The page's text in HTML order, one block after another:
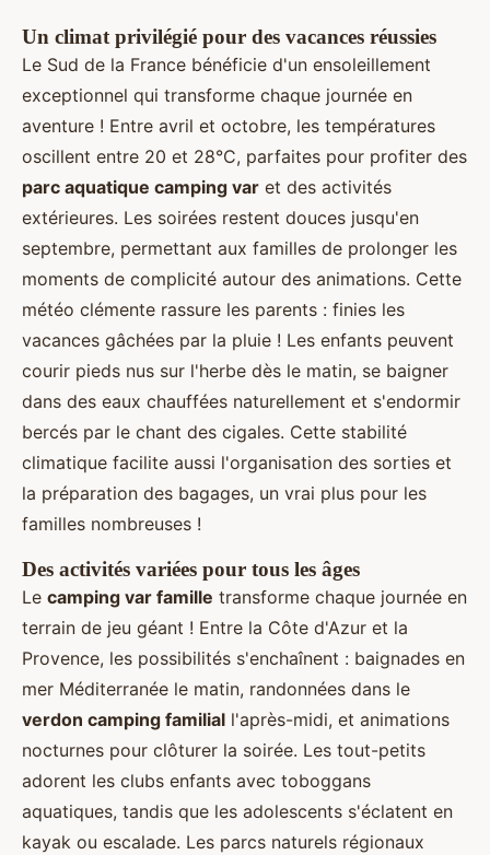
Un climat privilégié pour des vacances réussies
Le Sud de la France bénéficie d'un ensoleillement
exceptionnel qui transforme chaque journée en
aventure ! Entre avril et octobre, les températures
oscillent entre 20 et 28°C, parfaites pour profiter des
parc aquatique camping var et des activités
extérieures. Les soirées restent douces jusqu'en
septembre, permettant aux familles de prolonger les
moments de complicité autour des animations. Cette
météo clémente rassure les parents : finies les
vacances gâchées par la pluie ! Les enfants peuvent
courir pieds nus sur l'herbe dès le matin, se baigner
dans des eaux chauffées naturellement et s'endormir
bercés par le chant des cigales. Cette stabilité
climatique facilite aussi l'organisation des sorties et
la préparation des bagages, un vrai plus pour les
familles nombreuses !
Des activités variées pour tous les âges
Le camping var famille transforme chaque journée en
terrain de jeu géant ! Entre la Côte d'Azur et la
Provence, les possibilités s'enchaînent : baignades en
mer Méditerranée le matin, randonnées dans le
verdon camping familial l'après-midi, et animations
nocturnes pour clôturer la soirée. Les tout-petits
adorent les clubs enfants avec toboggans
aquatiques, tandis que les adolescents s'éclatent en
kayak ou escalade. Les parcs naturels régionaux